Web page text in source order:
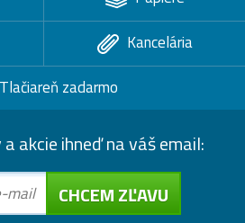
Kancelária
Tlačiareň zadarmo
akcie ihneď na váš email:
CHCEM ZĽAVU